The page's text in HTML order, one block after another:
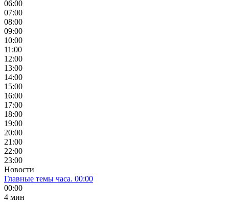
06:00
07:00
08:00
09:00
10:00
11:00
12:00
13:00
14:00
15:00
16:00
17:00
18:00
19:00
20:00
21:00
22:00
23:00
Новости
Главные темы часа. 00:00
00:00
4 мин